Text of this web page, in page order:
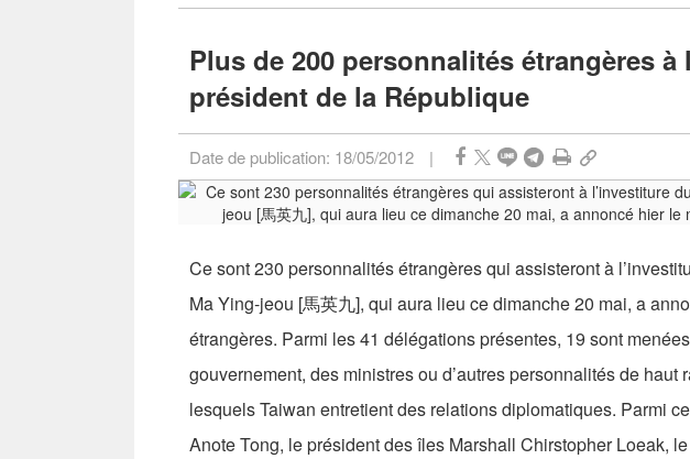
Plus de 200 personnalités étrangères à
président de la République
Date de publication: 18/05/2012 |
Ce sont 230 personnalités étrangères qui assisteront à
Ma Ying-jeou [馬英九], qui aura lieu ce dimanche 20 mai, a
étrangères. Parmi les 41 délégations présentes, 19 sont
gouvernement, des ministres ou d’autres personnalités de haut
lesquels Taiwan entretient des relations diplomatiques. Parmi
Anote Tong, le président des îles Marshall Chirstopher Loeak,